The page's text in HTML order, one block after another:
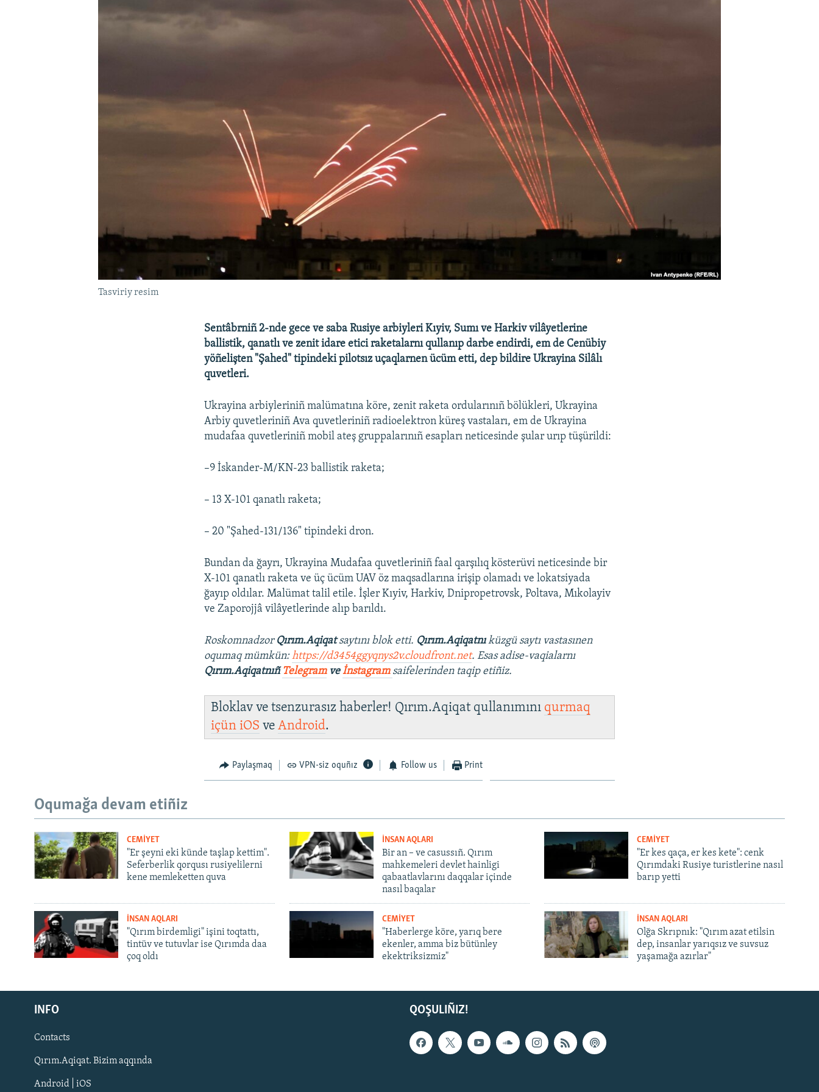
Русский
Українською
QOŞULIÑIZ!
Tasviriy resim
Sentâbrniñ 2-nde gece ve saba Rusiye arbiyleri Kıyiv, Sumı ve Harkiv vilâyetlerine
ballistik, qanatlı ve zenit idare etici raketalarnı qullanıp darbe endirdi, em de Cenübiy
yöñelişten "Şahed" tipindeki pilotsız uçaqlarnen ücüm etti, dep bildire Ukrayina Silâlı
quvetleri.
Ukrayina arbiyleriniñ malümatına köre, zenit raketa ordularınıñ bölükleri, Ukrayina
Arbiy quvetleriniñ Ava quvetleriniñ radioelektron küreş vastaları, em de Ukrayina
mudafaa quvetleriniñ mobil ateş gruppalarınıñ esapları neticesinde şular urıp tüşürildi:
–9 İskander-M/KN-23 ballistik raketa;
– 13 X-101 qanatlı raketa;
– 20 "Şahed-131/136" tipindeki dron.
Bundan da ğayrı, Ukrayina Mudafaa quvetleriniñ faal qarşılıq kösterüvi neticesinde bir
X-101 qanatlı raketa ve üç ücüm UAV öz maqsadlarına irişip olamadı ve lokatsiyada
ğayıp oldılar. Malümat talil etile. İşler Kıyiv, Harkiv, Dnipropetrovsk, Poltava, Mıkolayiv
ve Zaporojjâ vilâyetlerinde alıp barıldı.
Roskomnadzor Qırım.Aqiqatsaytını blok etti. Qırım.Aqiqatnıküzgü saytı vastasınen
oqumaq mümkün:https://d3454ggyqnys2v.cloudfront.net. Esas adise-vaqialarnı
Qırım.AqiqatnıñTelegramveİnstagram saifelerinden taqip etiñiz.
Bloklav ve tsenzurasız haberler! Qırım.Aqiqat qullanımını qurmaq
içüniOS veAndroid.
Paylaşmaq VPN-siz oquñız Follow us Print
Oqumağa devam etiñiz
CEMİYET
"Er şeyni eki künde taşlap kettim".
Seferberlik qorqusı rusiyelilerni
kene memleketten quva
İNSAN AQLARI
Bir an – ve casussıñ. Qırım
mahkemeleri devlet hainligi
qabaatlavlarını daqqalar içinde
nasıl baqalar
CEMİYET
"Er kes qaça, er kes kete": cenk
Qırımdaki Rusiye turistlerine nasıl
barıp yetti
İNSAN AQLARI
"Qırım birdemligi" işini toqtattı,
tintüv ve tutuvlar ise Qırımda daa
çoq oldı
CEMİYET
"Haberlerge köre, yarıq bere
ekenler, amma biz bütünley
ekektriksizmiz"
İNSAN AQLARI
Olğa Skrıpnık: "Qırım azat etilsin
dep, insanlar yarıqsız ve suvsuz
yaşamağa azırlar"
QOŞULIÑIZ!
INFO
Contacts
Qırım.Aqiqat. Bizim aqqında
Android | iOS